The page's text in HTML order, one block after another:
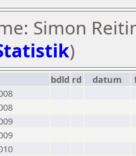
Simon
)
bdld rd datum